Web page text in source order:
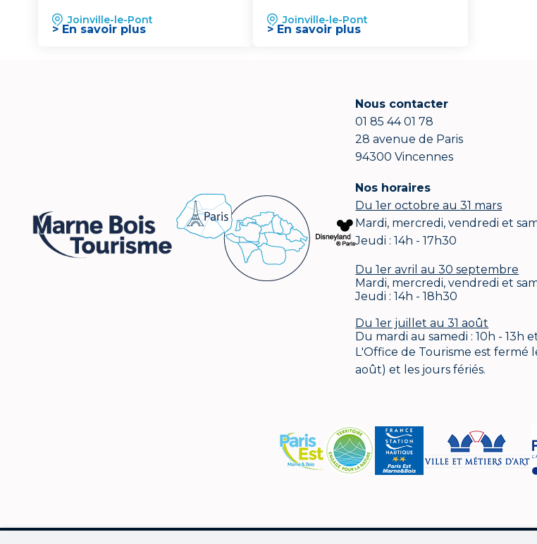
Joinville-le-Pont
> En savoir plus
Joinville-le-Pont
> En savoir plus
Nous contacter
01 85 44 01 78
28 avenue de Paris
94300 Vincennes
Nos horaires
Du 1er octobre au 31 mars
Mardi, mercredi, vendredi et
Jeudi : 14h - 17h30
Du 1er avril au 30 septembre
Mardi, mercredi, vendredi et
Jeudi : 14h - 18h30
Du 1er juillet au 31 août
Du mardi au samedi : 10h - 13h
L'Office de Tourisme est fermé
août) et les jours fériés.